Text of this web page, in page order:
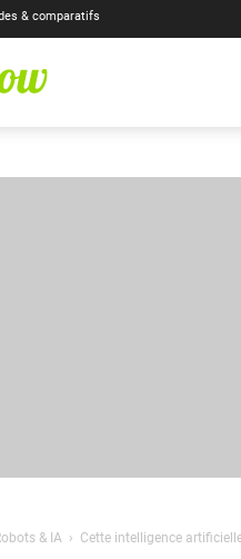
& comparatifs
& IA Cette intelligence